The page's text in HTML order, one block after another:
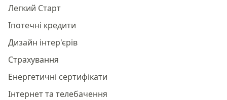
Легкий Старт
Іпотечні кредити
Дизайн інтер'єрів
Страхування
Енергетичні сертифікати
Інтернет та телебачення